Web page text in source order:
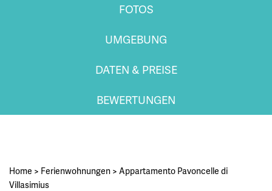
FOTOS
UMGEBUNG
DATEN & PREISE
BEWERTUNGEN
Home > Ferienwohnungen > Appartamento Pavoncelle di
Villasimius